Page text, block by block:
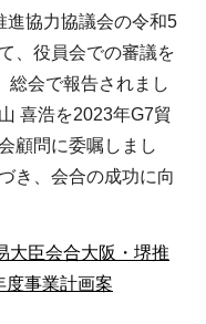
進協力協議会の令和5
、役員会での審議を
総会で報告されまし
喜浩を2023年G7貿
顧問に委嘱しまし
き、会合の成功に向
大臣会合大阪・堺推
度事業計画案